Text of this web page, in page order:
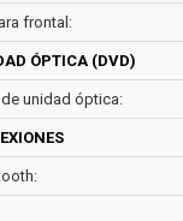
frontal:
ÓPTICA (DVD)
unidad óptica: